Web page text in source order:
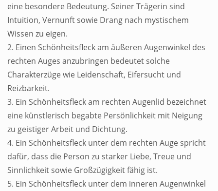
eine besondere Bedeutung. Seiner Trägerin sind
Intuition, Vernunft sowie Drang nach mystischem
Wissen zu eigen.
2. Einen Schönheitsfleck am äußeren Augenwinkel des
rechten Auges anzubringen bedeutet solche
Charakterzüge wie Leidenschaft, Eifersucht und
Reizbarkeit.
3. Ein Schönheitsfleck am rechten Augenlid bezeichnet
eine künstlerisch begabte Persönlichkeit mit Neigung
zu geistiger Arbeit und Dichtung.
4. Ein Schönheitsfleck unter dem rechten Auge spricht
dafür, dass die Person zu starker Liebe, Treue und
Sinnlichkeit sowie Großzügigkeit fähig ist.
5. Ein Schönheitsfleck unter dem inneren Augenwinkel